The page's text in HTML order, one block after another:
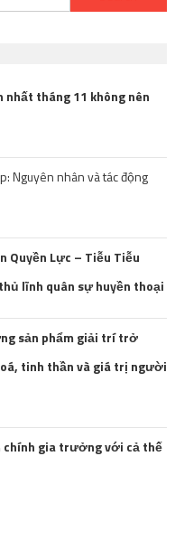
for:
tháng 11 không nên
Nguyên nhân và tác động
Quyền Lực – Tiễu Tiễu
lĩnh quân sự huyền thoại
sản phẩm giải trí trở
tinh thần và giá trị người
chính gia trưởng với cả thế